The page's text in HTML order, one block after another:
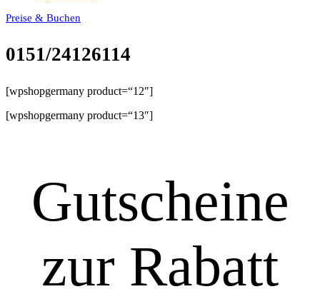
Preise & Buchen
0151/24126114
[wpshopgermany product=“12″]
[wpshopgermany product=“13″]
Gutscheine
zur Rabatt